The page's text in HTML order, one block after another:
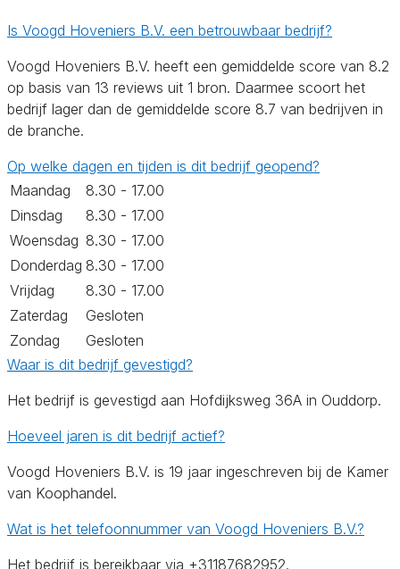
Is Voogd Hoveniers B.V. een betrouwbaar bedrijf?
Voogd Hoveniers B.V. heeft een gemiddelde score van 8.2
op basis van 13 reviews uit 1 bron. Daarmee scoort het
bedrijf lager dan de gemiddelde score 8.7 van bedrijven in
de branche.
Op welke dagen en tijden is dit bedrijf geopend?
Maandag
8.30 - 17.00
Dinsdag
8.30 - 17.00
Woensdag 8.30 - 17.00
Donderdag 8.30 - 17.00
Vrijdag
8.30 - 17.00
Zaterdag
Gesloten
Zondag
Gesloten
Waar is dit bedrijf gevestigd?
Het bedrijf is gevestigd aan Hofdijksweg 36A in Ouddorp.
Hoeveel jaren is dit bedrijf actief?
Voogd Hoveniers B.V. is 19 jaar ingeschreven bij de Kamer
van Koophandel.
Wat is het telefoonnummer van Voogd Hoveniers B.V.?
Het bedrijf is bereikbaar via +31187682952.